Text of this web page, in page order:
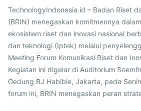
TechnologyIndonesia.id – Badan Riset
(BRIN) menegaskan komitmennya
ekosistem riset dan inovasi nasional
dan teknologi (Iptek) melalui
Meeting Forum Komunikasi Riset dan
Kegiatan ini digelar di Auditorium
Gedung BJ Habibie, Jakarta, pada
forum ini, BRIN menegaskan peran